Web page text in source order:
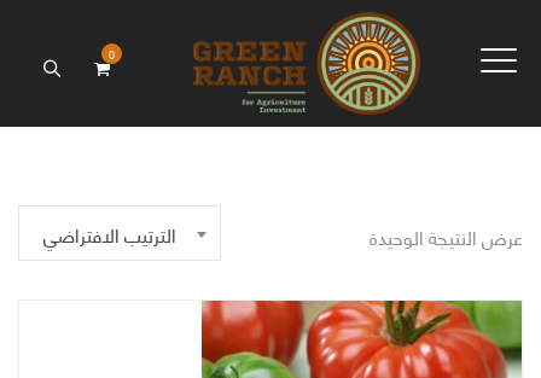
0
عرض النتيجة الوحيدة الترتيب الافتراضي